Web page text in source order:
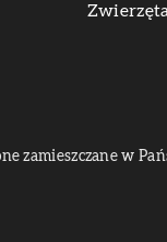
Zwierzęta
zamieszczane w